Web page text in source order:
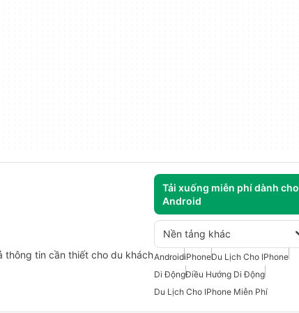
Tải xuống miễn phí dành cho
Android
Nền tảng khác
thông tin cần thiết cho du kháchAndroidiPhoneDu Lịch Cho IPhone
Di ĐộngĐiều Hướng Di Động
Du Lịch Cho IPhone Miễn Phí